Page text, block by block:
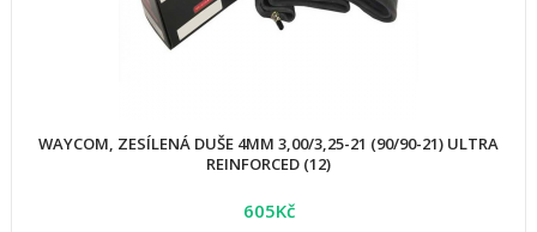
WAYCOM, ZESÍLENÁ DUŠE 4MM 3,00/3,25-21 (90/90-21) ULTRA
REINFORCED (12)
605Kč